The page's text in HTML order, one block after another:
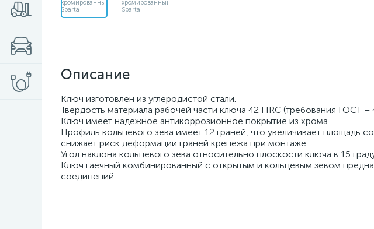
Описание
Ключ изготовлен из углеродистой стали.
Твердость материала рабочей части ключа 42 HRC (требования ГОСТ –
Ключ имеет надежное антикоррозионное покрытие из хрома.
Профиль кольцевого зева имеет 12 граней, что увеличивает площадь
снижает риск деформации граней крепежа при монтаже.
Угол наклона кольцевого зева относительно плоскости ключа в 15
Ключ гаечный комбинированный с открытым и кольцевым зевом
соединений.